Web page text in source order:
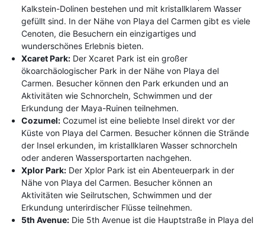
Kalkstein-Dolinen bestehen und mit kristallklarem Wasser
gefüllt sind. In der Nähe von Playa del Carmen gibt es viele
Cenoten, die Besuchern ein einzigartiges und
wunderschönes Erlebnis bieten.
Xcaret Park: Der Xcaret Park ist ein großer
ökoarchäologischer Park in der Nähe von Playa del
Carmen. Besucher können den Park erkunden und an
Aktivitäten wie Schnorcheln, Schwimmen und der
Erkundung der Maya-Ruinen teilnehmen.
Cozumel: Cozumel ist eine beliebte Insel direkt vor der
Küste von Playa del Carmen. Besucher können die Strände
der Insel erkunden, im kristallklaren Wasser schnorcheln
oder anderen Wassersportarten nachgehen.
Xplor Park: Der Xplor Park ist ein Abenteuerpark in der
Nähe von Playa del Carmen. Besucher können an
Aktivitäten wie Seilrutschen, Schwimmen und der
Erkundung unterirdischer Flüsse teilnehmen.
5th Avenue: Die 5th Avenue ist die Hauptstraße in Playa del